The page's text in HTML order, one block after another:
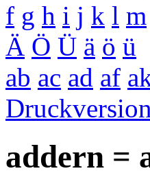
f g h i j k l m
Ä Ö Ü ä ö ü
ab ac ad af
Druckversion
addern =